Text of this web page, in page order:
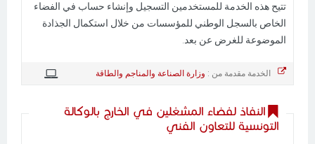
تتيح هذه الخدمة للمستخدمين التسجيل وإنشاء حساب في الفضاء
الخاص بالسجل الوطني للمؤسسات من خلال استكمال الجذادة
الموضوعة للغرض عن بعد.
الخدمة مقدمة من : وزارة الصناعة والمناجم والطاقة
النفاذ لفضاء المشغلين في الخارج بالوكالة
التونسية للتعاون الفني